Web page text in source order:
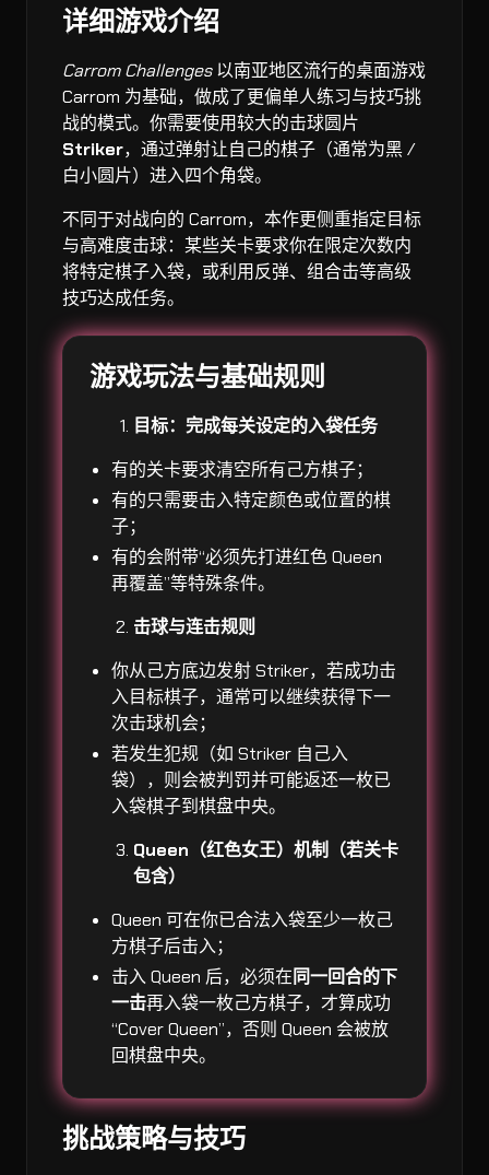
详细游戏介绍
Carrom Challenges以南亚地区流行的桌面游戏
Carrom 为基础，做成了更偏单人练习与技巧挑
战的模式。你需要使用较大的击球圆片
Striker，通过弹射让自己的棋子（通常为黑 /
白小圆片）进入四个角袋。
不同于对战向的 Carrom，本作更侧重指定目标
与高难度击球：某些关卡要求你在限定次数内
将特定棋子入袋，或利用反弹、组合击等高级
技巧达成任务。
游戏玩法与基础规则
目标：完成每关设定的入袋任务
有的关卡要求清空所有己方棋子；
有的只需要击入特定颜色或位置的棋
子；
有的会附带“必须先打进红色 Queen
再覆盖”等特殊条件。
击球与连击规则
你从己方底边发射 Striker，若成功击
入目标棋子，通常可以继续获得下一
次击球机会；
若发生犯规（如 Striker 自己入
袋），则会被判罚并可能返还一枚已
入袋棋子到棋盘中央。
Queen（红色女王）机制（若关卡
包含）
Queen 可在你已合法入袋至少一枚己
方棋子后击入；
击入 Queen 后，必须在同一回合的下
一击再入袋一枚己方棋子，才算成功
“Cover Queen”，否则 Queen 会被放
回棋盘中央。
挑战策略与技巧